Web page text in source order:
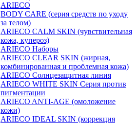
ARIECO
BODY CARE (серия средств по уходу
за телом)
ARIECO CALM SKIN (чувствительная
кожа, купероз)
ARIECO Наборы
ARIECO CLEAR SKIN (жирная,
комбинированная и проблемная кожа)
ARIECO Солнцезащитная линия
ARIECO WHITE SKIN Серия против
пигментации
ARIECO ANTI-AGE (омоложение
кожи)
ARIECO IDEAL SKIN (коррекция